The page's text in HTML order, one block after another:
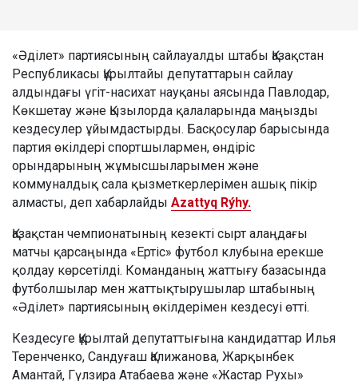
«Әділет» партиясының сайлауалды штабы Қазақстан
Республикасы Құрылтайы депутаттарын сайлау
алдындағы үгіт-насихат науқаны аясында Павлодар,
Көкшетау және Қызылорда қалаларында маңызды
кездесулер ұйымдастырды. Басқосулар барысында
партия өкілдері спортшылармен, өндіріс
орындарының жұмысшыларымен және
коммуналдық сала қызметкерлерімен ашық пікір
алмасты, деп хабарлайды Azattyq Rýhy.
Қазақстан чемпионатының кезекті сырт алаңдағы
матчы қарсаңында «Ертіс» футбол клубына ерекше
қолдау көрсетілді. Команданың жаттығу базасында
футболшылар мен жаттықтырушылар штабының
«Әділет» партиясының өкілдерімен кездесуі өтті.
Кездесуге Құрылтай депутаттығына кандидаттар Илья
Теренченко, Сандуғаш Қалижанова, Жарқынбек
Амантай, Гүлзира Атабаева және «Жастар Рухы»